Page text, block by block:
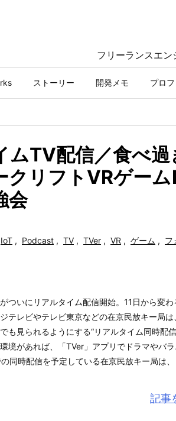
フリーランスエン
ストーリー 開発メモ プロ
ムTV配信／食べ過
クリフトVRゲー
会
IoT , Podcast , TV , TVer , VR , ゲーム , フ
ついにリアルタイム配信開始。11日から変
テレビやテレビ東京などの在京民放キー局
も見られるようにする“リアルタイム同時配信
境があれば、「TVer」アプリでドラマやバラ
同時配信を予定している在京民放キー局は
記事